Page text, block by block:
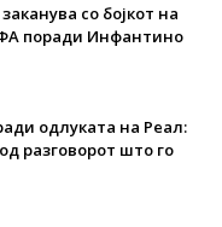
со бојкот на
поради Инфантино
одлуката на Реал:
разговорот што го